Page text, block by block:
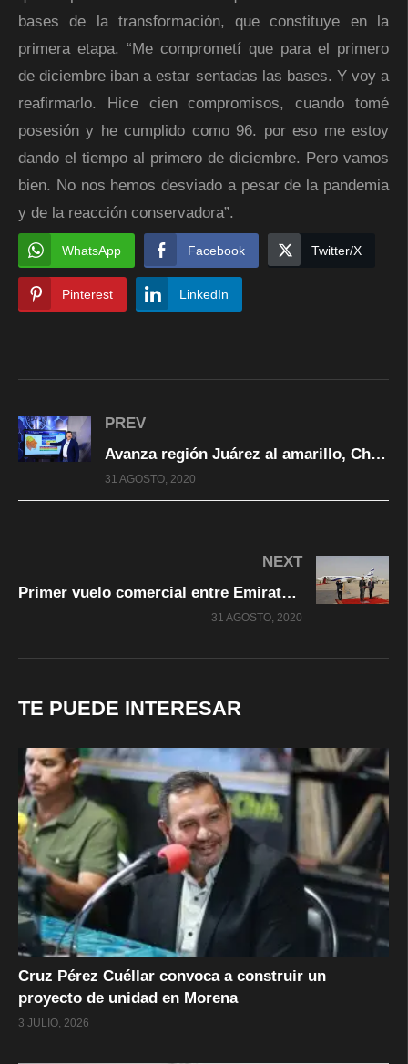
bases de la transformación, que constituye en la
primera etapa. “Me comprometí que para el primero
de diciembre iban a estar sentadas las bases. Y voy a
reafirmarlo. Hice cien compromisos, cuando tomé
posesión y he cumplido como 96. por eso me estoy
dando el tiempo al primero de diciembre. Pero vamos
bien. No nos hemos desviado a pesar de la pandemia
y de la reacción conservadora”.
WhatsApp Facebook Twitter/X
Pinterest LinkedIn
PREV
Avanza región Juárez al amarillo, Chihuahua se queda en naranja
31 AGOSTO, 2020
NEXT
Primer vuelo comercial entre Emiratos Árabes e Israel llega a Abu Dabi
31 AGOSTO, 2020
TE PUEDE INTERESAR
Cruz Pérez Cuéllar convoca a construir un
proyecto de unidad en Morena
3 JULIO, 2026